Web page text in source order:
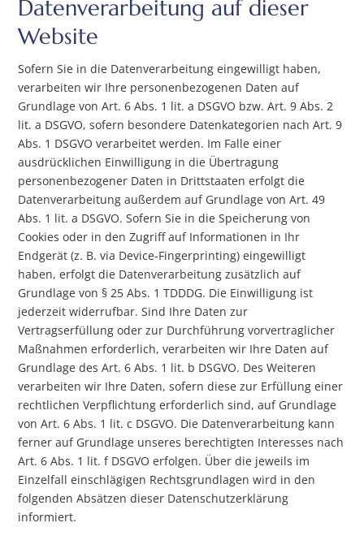
Datenverarbeitung auf dieser
Website
Sofern Sie in die Datenverarbeitung eingewilligt haben,
verarbeiten wir Ihre personenbezogenen Daten auf
Grundlage von Art. 6 Abs. 1 lit. a DSGVO bzw. Art. 9 Abs. 2
lit. a DSGVO, sofern besondere Datenkategorien nach Art. 9
Abs. 1 DSGVO verarbeitet werden. Im Falle einer
ausdrücklichen Einwilligung in die Übertragung
personenbezogener Daten in Drittstaaten erfolgt die
Datenverarbeitung außerdem auf Grundlage von Art. 49
Abs. 1 lit. a DSGVO. Sofern Sie in die Speicherung von
Cookies oder in den Zugriff auf Informationen in Ihr
Endgerät (z. B. via Device-Fingerprinting) eingewilligt
haben, erfolgt die Datenverarbeitung zusätzlich auf
Grundlage von § 25 Abs. 1 TDDDG. Die Einwilligung ist
jederzeit widerrufbar. Sind Ihre Daten zur
Vertragserfüllung oder zur Durchführung vorvertraglicher
Maßnahmen erforderlich, verarbeiten wir Ihre Daten auf
Grundlage des Art. 6 Abs. 1 lit. b DSGVO. Des Weiteren
verarbeiten wir Ihre Daten, sofern diese zur Erfüllung einer
rechtlichen Verpflichtung erforderlich sind, auf Grundlage
von Art. 6 Abs. 1 lit. c DSGVO. Die Datenverarbeitung kann
ferner auf Grundlage unseres berechtigten Interesses nach
Art. 6 Abs. 1 lit. f DSGVO erfolgen. Über die jeweils im
Einzelfall einschlägigen Rechtsgrundlagen wird in den
folgenden Absätzen dieser Datenschutzerklärung
informiert.